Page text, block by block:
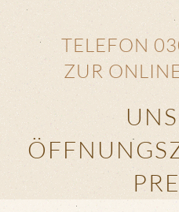
TELEFON
ZUR